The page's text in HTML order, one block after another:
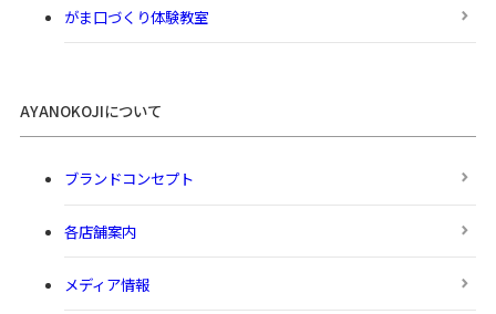
がま口づくり体験教室
AYANOKOJIについて
ブランドコンセプト
各店舗案内
メディア情報